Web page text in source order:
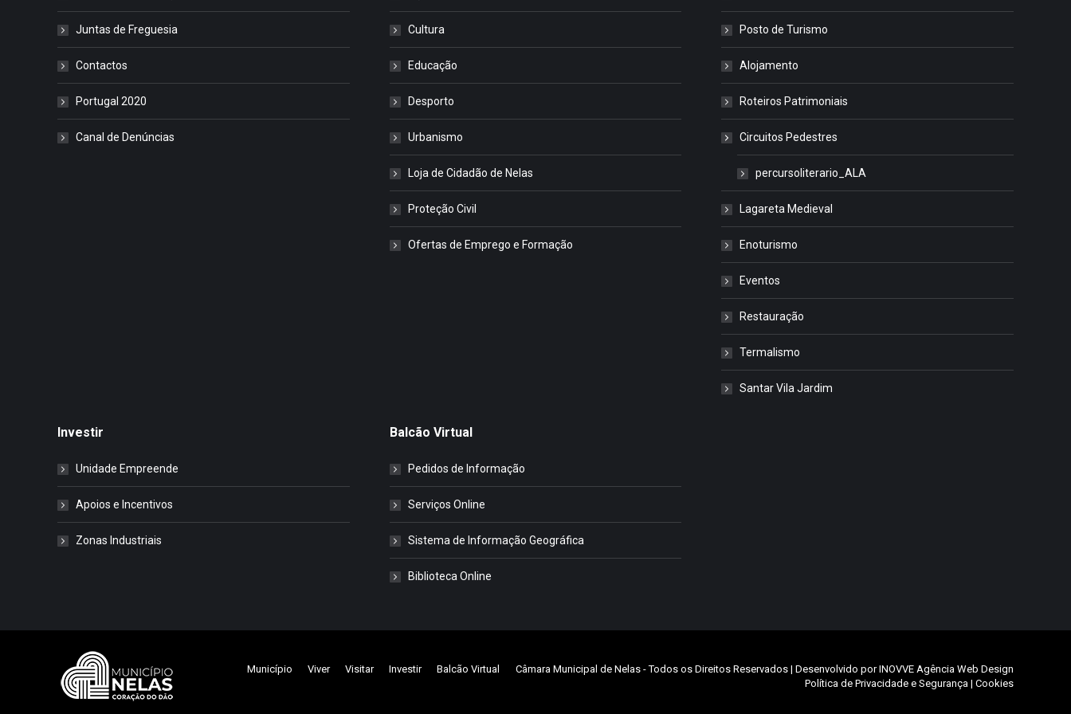
Juntas de Freguesia
Contactos
Portugal 2020
Canal de Denúncias
Cultura
Educação
Desporto
Urbanismo
Loja de Cidadão de Nelas
Proteção Civil
Ofertas de Emprego e Formação
Posto de Turismo
Alojamento
Roteiros Patrimoniais
Circuitos Pedestres
percursoliterario_ALA
Lagareta Medieval
Enoturismo
Eventos
Restauração
Termalismo
Santar Vila Jardim
Investir
Unidade Empreende
Apoios e Incentivos
Zonas Industriais
Balcão Virtual
Pedidos de Informação
Serviços Online
Sistema de Informação Geográfica
Biblioteca Online
Município Viver Visitar Investir Balcão Virtual Câmara Municipal de Nelas - Todos os Direitos Reservados | Desenvolvido porINOVVE Agência Web Design
Política de Privacidade e Segurança | Cookies